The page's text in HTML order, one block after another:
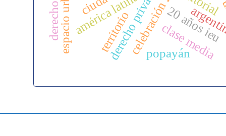
20 años ieu
américa latina
clase media
espacio urbano popayán
derecho privado
territorio